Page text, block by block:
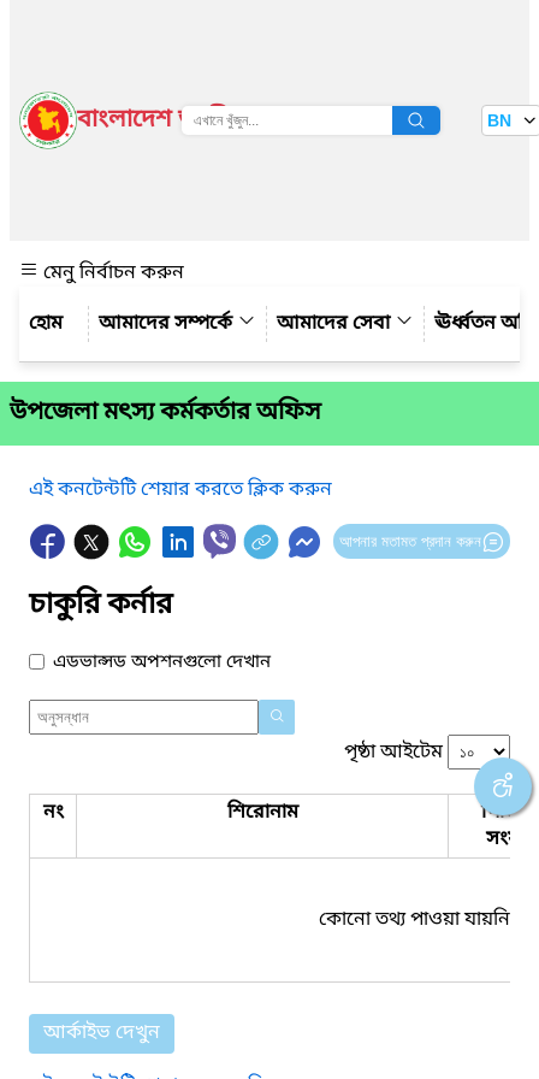
বাংলাদেশ জাতীয় তথ্য বাতায়ন BN
মেনু নির্বাচন করুন
আমাদের সম্পর্কে
আমাদের সেবা ঊর্ধ্বতন
উপজেলা মৎস্য কর্মকর্তার অফিস
এই কনটেন্টটি শেয়ার করতে ক্লিক করুন
আপনার মতামত প্রদান করুন
চাকুরি কর্নার
এডভান্সড অপশনগুলো দেখান
পৃষ্ঠা আইটেম
নং শিরোনাম
কোনো তথ্য পাওয়া যায়নি।
আর্কাইভ দেখুন